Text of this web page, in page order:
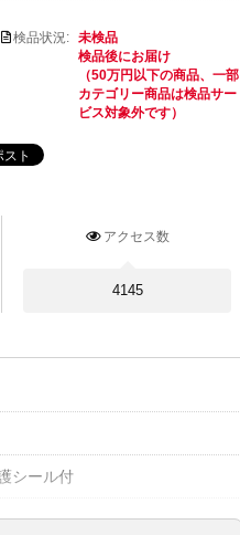
検品状況: 未検品
検品後にお届け
（50万円以下の商品、一部
カテゴリー商品は検品サー
ビス対象外です）
アクセス数
4145
シール付